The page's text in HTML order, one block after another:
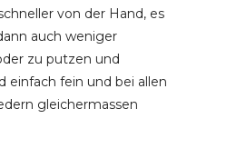
von der Hand, es
auch weniger
zu putzen und
einfach fein und bei allen
gleichermassen